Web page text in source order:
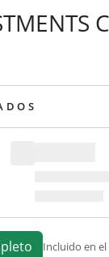
Incluido en el